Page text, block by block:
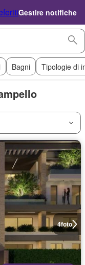
Gestire notifiche
Bagni Tipologie di
4foto